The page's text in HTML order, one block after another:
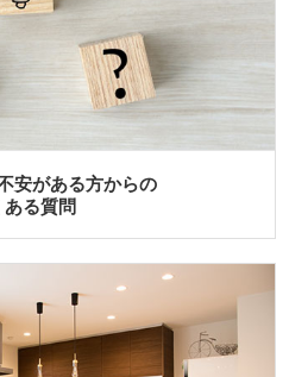
の審査に落ちた方・
だと言われた方へ